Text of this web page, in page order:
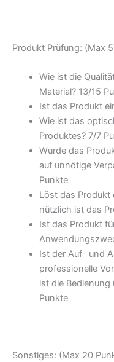
Produkt Prüfung: (Max
Wie ist die
Material? 13/15
Ist das Produkt
Wie ist das
Produktes? 7/7
Wurde das
auf unnötige
Punkte
Löst das Produkt
nützlich ist das
Ist das Produkt
Ist der Auf- und
professionelle
ist die
Punkte
Sonstiges: (Max 20